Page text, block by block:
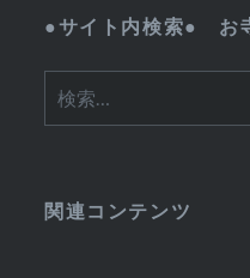
●サイト内検索● お
索:
関連コンテンツ